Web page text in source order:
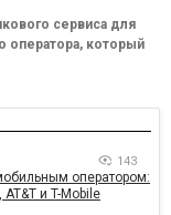
сервиса для
оператора, который
143
оператором:
и T-Mobile